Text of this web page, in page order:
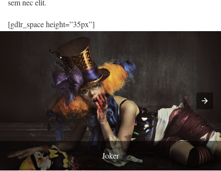
sem nec elit.
[gdlr_space height=”35px”]
Joker